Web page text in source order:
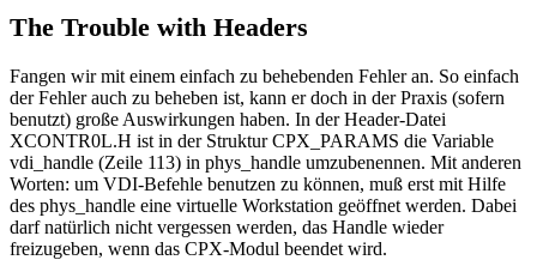
The Trouble with Headers
Fangen wir mit einem einfach zu behebenden Fehler an. So einfach
der Fehler auch zu beheben ist, kann er doch in der Praxis (sofern
benutzt) große Auswirkungen haben. In der Header-Datei
XCONTR0L.H ist in der Struktur CPX_PARAMS die Variable
vdi_handle (Zeile 113) in phys_handle umzubenennen. Mit anderen
Worten: um VDI-Befehle benutzen zu können, muß erst mit Hilfe
des phys_handle eine virtuelle Workstation geöffnet werden. Dabei
darf natürlich nicht vergessen werden, das Handle wieder
freizugeben, wenn das CPX-Modul beendet wird.